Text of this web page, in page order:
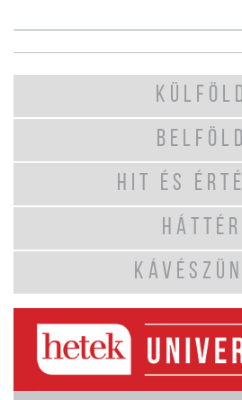
BELFÖLD
HIT ÉS
HÁTTÉR